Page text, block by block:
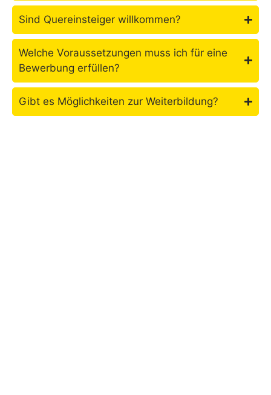
Sind Quereinsteiger willkommen?
Welche Voraussetzungen muss ich für eine
Bewerbung erfüllen?
Gibt es Möglichkeiten zur Weiterbildung?